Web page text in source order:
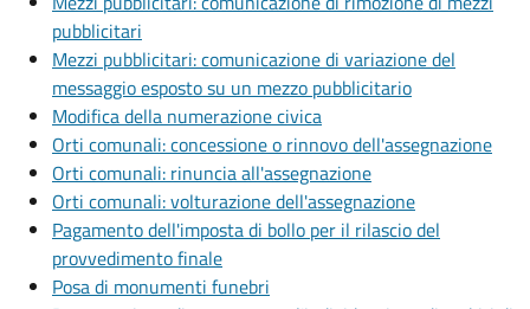
pubblicitari
Mezzi pubblicitari: comunicazione di variazione del
messaggio esposto su un mezzo pubblicitario
Modifica della numerazione civica
Orti comunali: concessione o rinnovo dell'assegnazione
Orti comunali: rinuncia all'assegnazione
Orti comunali: volturazione dell'assegnazione
Pagamento dell'imposta di bollo per il rilascio del
provvedimento finale
Posa di monumenti funebri